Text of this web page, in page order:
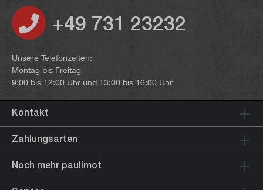
+49 731 23232
Unsere Telefonzeiten:
Montag bis Freitag
9:00 bis 12:00 Uhr und 13:00 bis 16:00 Uhr
Kontakt
Zahlungsarten
Noch mehr paulimot